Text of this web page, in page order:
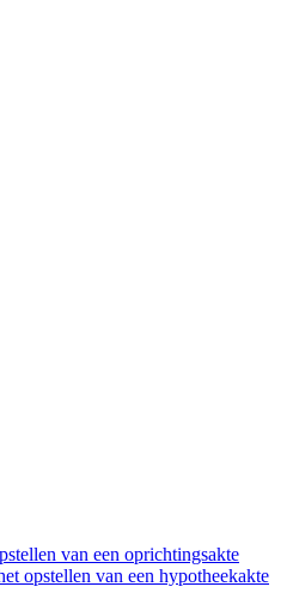
van een oprichtingsakte
opstellen van een hypotheekakte